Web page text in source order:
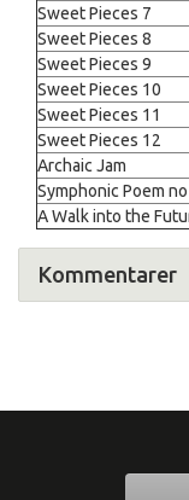
Sweet Pieces 7
Sweet Pieces 8
Sweet Pieces 9
Sweet Pieces 10
Sweet Pieces 11
Sweet Pieces 12
Archaic Jam
Symphonic Poem
A Walk into the
Kommentarer